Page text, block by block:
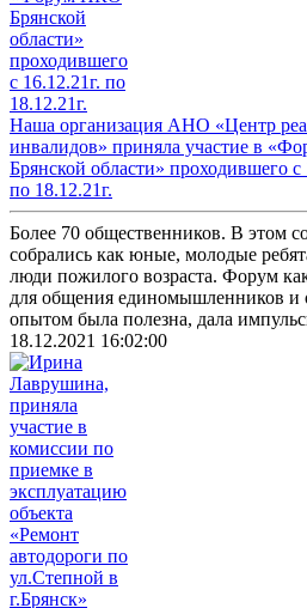
Наша организация АНО «Центр
инвалидов» приняла участие в
Брянской области» проходившего с
по 18.12.21г.
Более 70 общественников. В этом
собрались как юные, молодые
люди пожилого возраста. Форум
для общения единомышленников и
опытом была полезна, дала
18.12.2021 16:02:00